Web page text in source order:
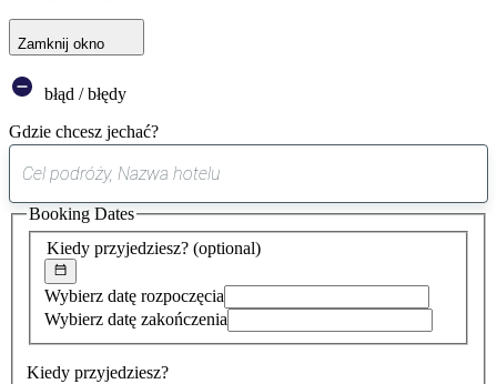
Zamknij okno
błąd / błędy
Gdzie chcesz jechać?
sugestia
została
znaleziona
Kiedy przyjedziesz? (optional)
Wybierz datę rozpoczęcia
Wybierz datę zakończenia
Kiedy przyjedziesz?
Booking Dates